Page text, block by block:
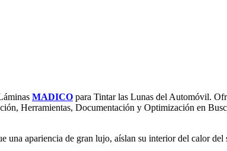
MADICO para Tintar las Lunas del Automóvil.
Herramientas, Documentación y Optimización en
una apariencia de gran lujo, aíslan su interior del calor